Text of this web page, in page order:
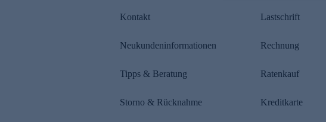
Kontakt
Neukundeninformationen
Tipps & Beratung
Storno & Rücknahme
Lastschrift
Rechnung
Ratenkauf
Kreditkarte